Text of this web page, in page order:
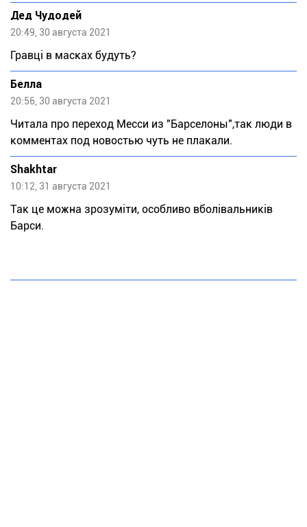
Дед Чудодей
20:49, 30 августа 2021
Гравці в масках будуть?
Белла
20:56, 30 августа 2021
Читала про переход Месси из "Барселоны",так люди в
комментах под новостью чуть не плакали.
Shakhtar
10:12, 31 августа 2021
Так це можна зрозуміти, особливо вболівальників
Барси.